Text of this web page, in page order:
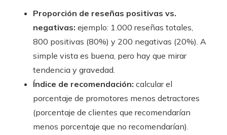
Proporción de reseñas positivas vs.
negativas: ejemplo: 1.000 reseñas totales,
800 positivas (80%) y 200 negativas (20%). A
simple vista es buena, pero hay que mirar
tendencia y gravedad.
Índice de recomendación: calcular el
porcentaje de promotores menos detractores
(porcentaje de clientes que recomendarían
menos porcentaje que no recomendarían).